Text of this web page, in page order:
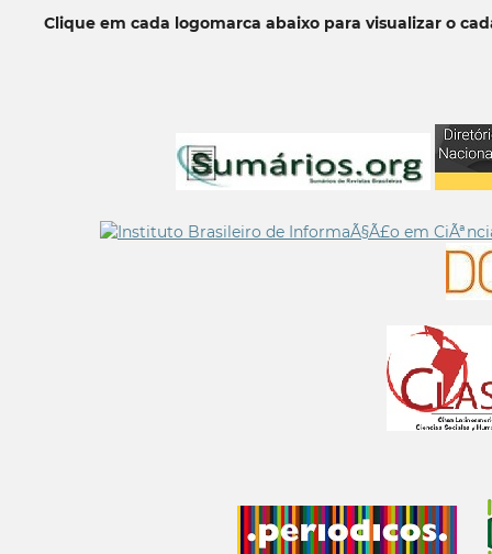
Clique em cada logomarca abaixo para visualizar o